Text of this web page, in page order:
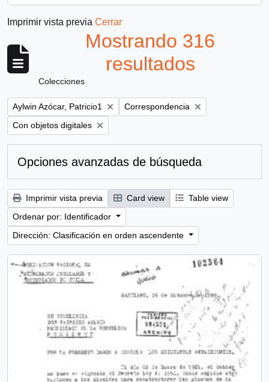
Imprimir vista previa Cerrar
Mostrando 316
resultados
Colecciones
Remove filter:
Aylwin Azócar, Patricio1 Remove filter:
Correspondencia
Remove filter:
Con objetos digitales
Opciones avanzadas de búsqueda
Imprimir vista previa Card view
Table view
Ordenar por: Identificador
Dirección: Clasificación en orden ascendente